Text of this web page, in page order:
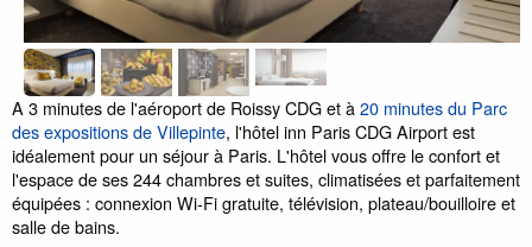
A 3 minutes de l'aéroport de Roissy CDG et à20 minutes du Parc
des expositions de Villepinte, l'hôtel inn Paris CDG Airport est
idéalement pour un séjour à Paris. L'hôtel vous offre le confort et
l'espace de ses 244 chambres et suites, climatisées et parfaitement
équipées : connexion Wi-Fi gratuite, télévision, plateau/bouilloire et
salle de bains.